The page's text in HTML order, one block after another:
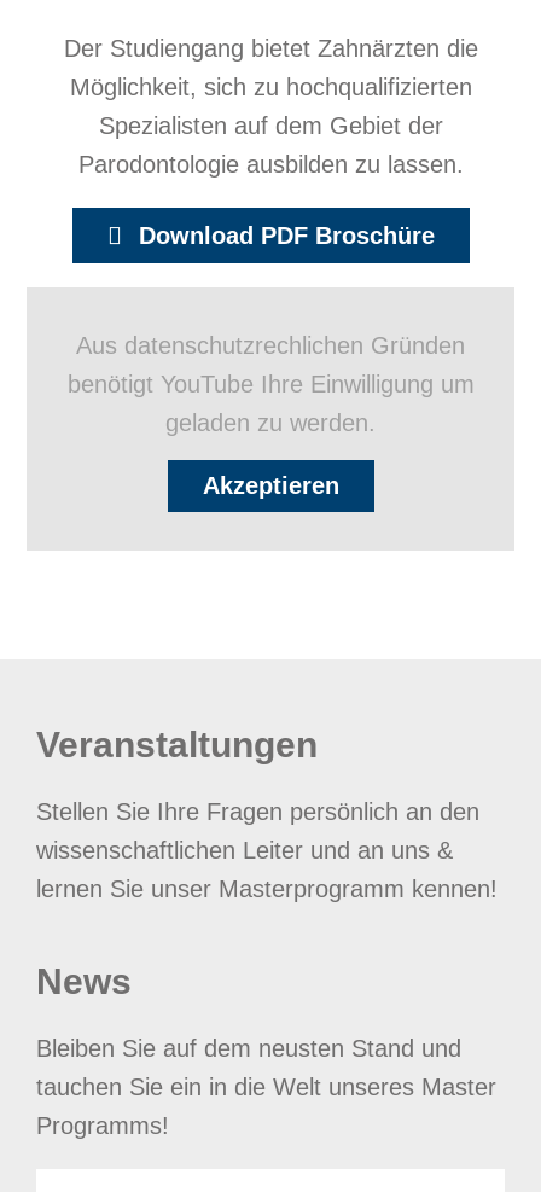
Der Studiengang bietet Zahnärzten die
Möglichkeit, sich zu hochqualifizierten
Spezialisten auf dem Gebiet der
Parodontologie ausbilden zu lassen.
Download PDF Broschüre
Aus datenschutzrechlichen Gründen
benötigt YouTube Ihre Einwilligung um
geladen zu werden.
Akzeptieren
Veranstaltungen
Stellen Sie Ihre Fragen persönlich an den
wissenschaftlichen Leiter und an uns &
lernen Sie unser Masterprogramm kennen!
News
Bleiben Sie auf dem neusten Stand und
tauchen Sie ein in die Welt unseres Master
Programms!